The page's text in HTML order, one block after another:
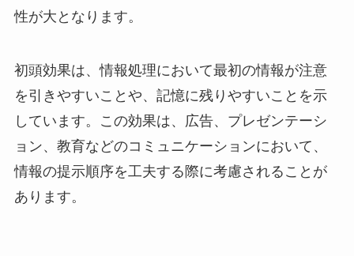
性が大となります。
初頭効果は、情報処理において最初の情報が注意
を引きやすいことや、記憶に残りやすいことを示
しています。この効果は、広告、プレゼンテーシ
ョン、教育などのコミュニケーションにおいて、
情報の提示順序を工夫する際に考慮されることが
あります。